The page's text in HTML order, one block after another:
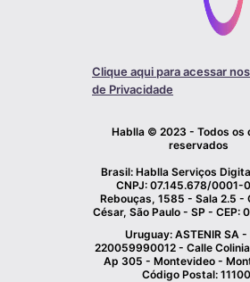
Clique aqui para acessar
de Privacidade
Hablla © 2023 - Todos os
reservados
Brasil: Hablla Serviços
CNPJ: 07.145.678/0001-
Rebouças, 1585 - Sala 2.5 -
César, São Paulo - SP - CEP:
Uruguay: ASTENIR SA -
220059990012 - Calle
Ap 305 - Montevideo -
Código Postal: